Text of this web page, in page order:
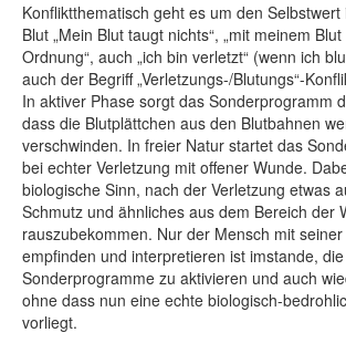
Konfliktthematisch geht es um den
Blut „Mein Blut taugt nichts“, „mit meinem
Ordnung“, auch „ich bin verletzt“ (wenn ich
auch der Begriff „Verletzungs-/Blutungs“-
In aktiver Phase sorgt das Sonderprogramm
dass die Blutplättchen aus den Blutbahnen
verschwinden. In freier Natur startet das
bei echter Verletzung mit offener Wunde.
biologische Sinn, nach der Verletzung etwas
Schmutz und ähnliches aus dem Bereich der
rauszubekommen. Nur der Mensch mit
empfinden und interpretieren ist imstande, die
Sonderprogramme zu aktivieren und auch
ohne dass nun eine echte biologisch-
vorliegt.